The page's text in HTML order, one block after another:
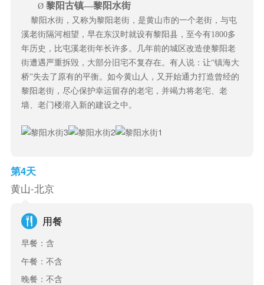
Ø 黎阳古镇—黎阳水街
黎阳水街，又称为黎阳老街，是黄山市的一个老街，与屯
溪老街隔河相望，早在东汉时就设有黎阳县，至今有1800多
年历史，比屯溪老街年长许多。几年前的城区改造使黎阳老
街遭遇严重拆毁，大部分旧宅不复存在。有人说：让“镇海大
桥”失去了原有的平衡。如今黄山人，又开始通力打造曾经的
黎阳老街，尽心保护幸运留存的老宅，并竭力将老宅、老
墙、老门楼溶入新的建设之中。
第4天
黄山-北京
用餐
早餐：含
午餐：不含
晚餐：不含